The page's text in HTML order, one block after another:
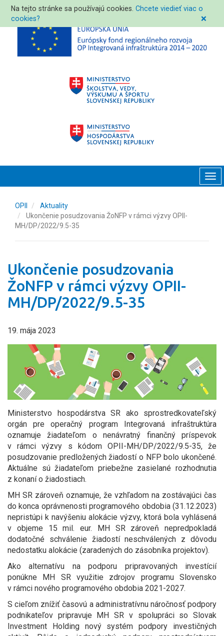
Na tejto stránke sa používajú cookies.Chcete viedieť viac o
cookies?
❌
OPII
Aktuality
Ukončenie posudzovania ŽoNFP v rámci výzvy OPII-
MH/DP/2022/9.5-35
Ukončenie posudzovania
ŽoNFP v rámci výzvy OPII-
MH/DP/2022/9.5-35
19. mája 2023
Ministerstvo hospodárstva SR ako sprostredkovateľský
orgán pre operačný program Integrovaná infraštruktúra
oznamuje žiadateľom o nenávratný finančný príspevok
v rámci výzvy s kódom OPII-MH/DP/2022/9.5-35, že
posudzovanie predložených žiadostí o NFP bolo ukončené.
Aktuálne sú žiadateľom priebežne zasielané rozhodnutia
z konaní o žiadostiach.
MH SR zároveň oznamuje, že vzhľadom na zostávajúci čas
do konca oprávnenosti programového obdobia (31.12.2023)
nepristúpi k navýšeniu alokácie výzvy, ktorá bola vyhlásená
v objeme 15 mil. eur. MH SR zároveň nepredpokladá
dodatočné schválenie žiadostí neschválených z dôvodu
nedostatku alokácie (zaradených do zásobníka projektov).
Ako alternatívu na podporu pripravovaných investícií
ponúkne MH SR využitie zdrojov programu Slovensko
v rámci nového programového obdobia 2021-2027.
S cieľom znížiť časovú a administratívnu náročnosť podpory
podnikateľov pripravuje MH SR v spolupráci so Slovak
Investment Holding nový systém podpory investičných